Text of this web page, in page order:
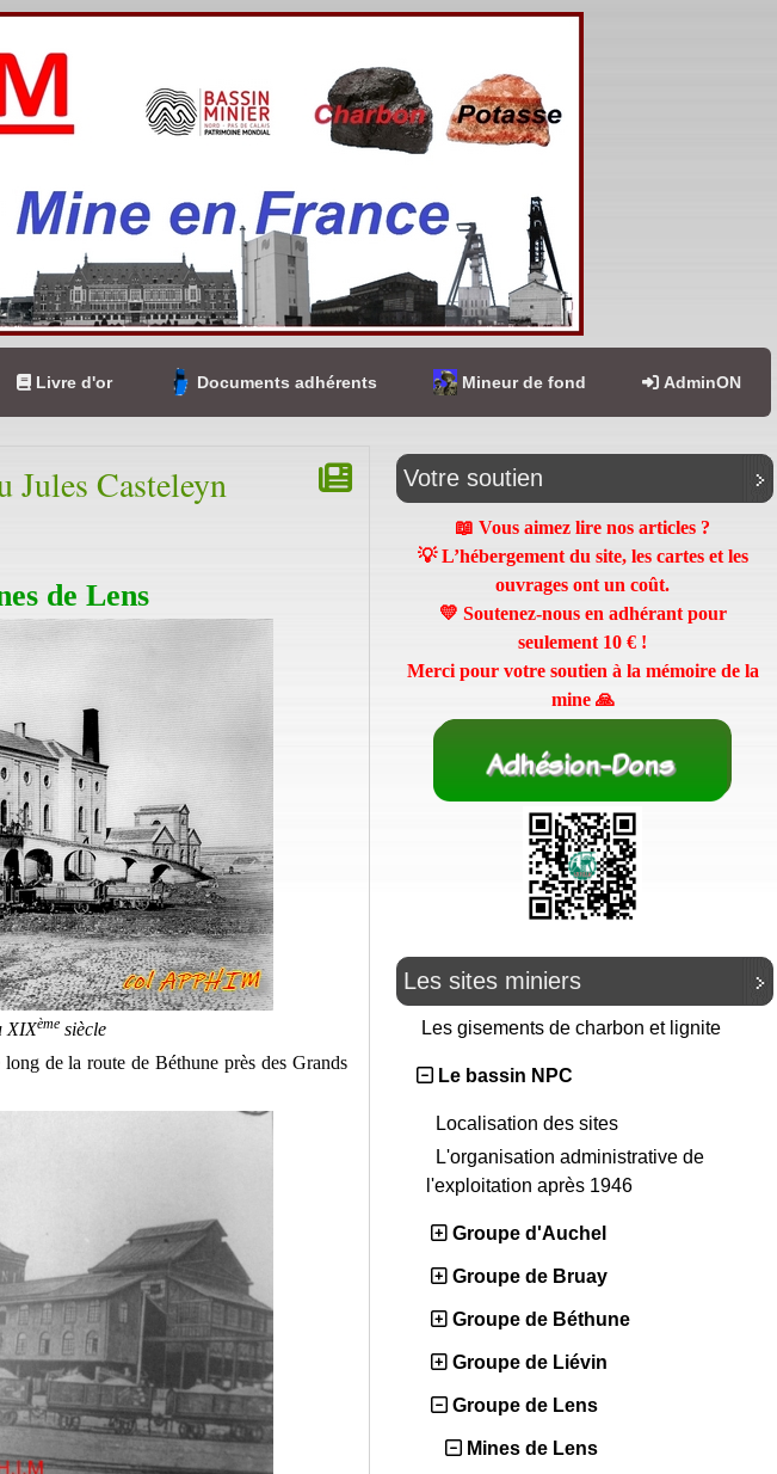
Livre d'or Documents adhérents Mineur de fond AdminON
Jules Casteleyn
de Lens
XIXèmesiècle
de la route de Béthune près des Grands
Votre soutien
📖 Vous aimez lire nos articles ?
💡 L’hébergement du site, les cartes et les
ouvrages ont un coût.
💛 Soutenez-nous en adhérant pour
seulement 10 € !
Merci pour votre soutien à la mémoire de la
mine 🙏
Les sites miniers
Les gisements de charbon et lignite
Le bassin NPC
Localisation des sites
L'organisation administrative de
l'exploitation après 1946
Groupe d'Auchel
Groupe de Bruay
Groupe de Béthune
Groupe de Liévin
Groupe de Lens
Mines de Lens